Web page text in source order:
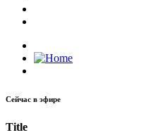
Сейчас в эфире
Title